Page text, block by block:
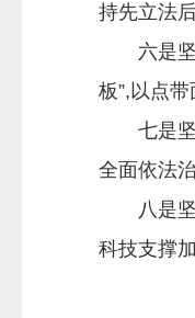
持先立法
六是坚
板”,以点
七是坚
全面依法
八是坚
科技支撑